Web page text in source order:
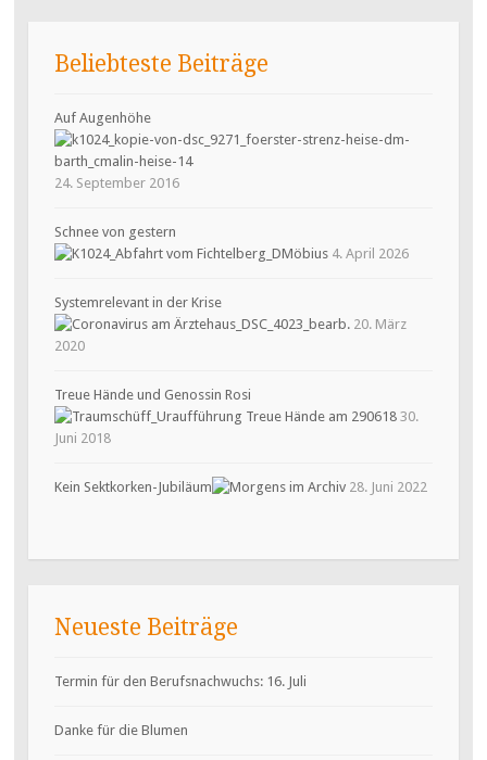
Beliebteste Beiträge
Auf Augenhöhe
24. September 2016
Schnee von gestern
4. April 2026
Systemrelevant in der Krise
20. März
2020
Treue Hände und Genossin Rosi
30.
Juni 2018
Kein Sektkorken-Jubiläum 28. Juni 2022
Neueste Beiträge
Termin für den Berufsnachwuchs: 16. Juli
Danke für die Blumen